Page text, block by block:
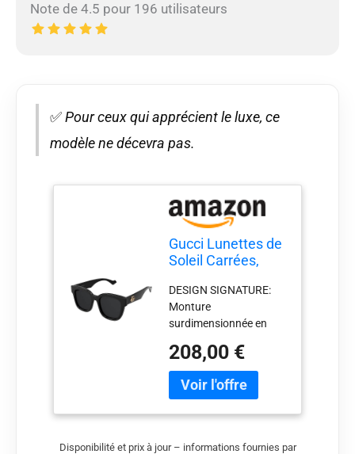
Note de 4.5 pour 196 utilisateurs
✅Pour ceux qui apprécient le luxe, ce
modèle ne décevra pas.
Gucci Lunettes de
Soleil Carrées,
Verres Foncés,
Logo GG Doré
DESIGN SIGNATURE:
Monture
surdimensionnée en
avec logo GG doré
emblématique sur les
branches PROTECTION
excellente protection
208,00 €
Disponibilité et prix à jour – informations fournies par